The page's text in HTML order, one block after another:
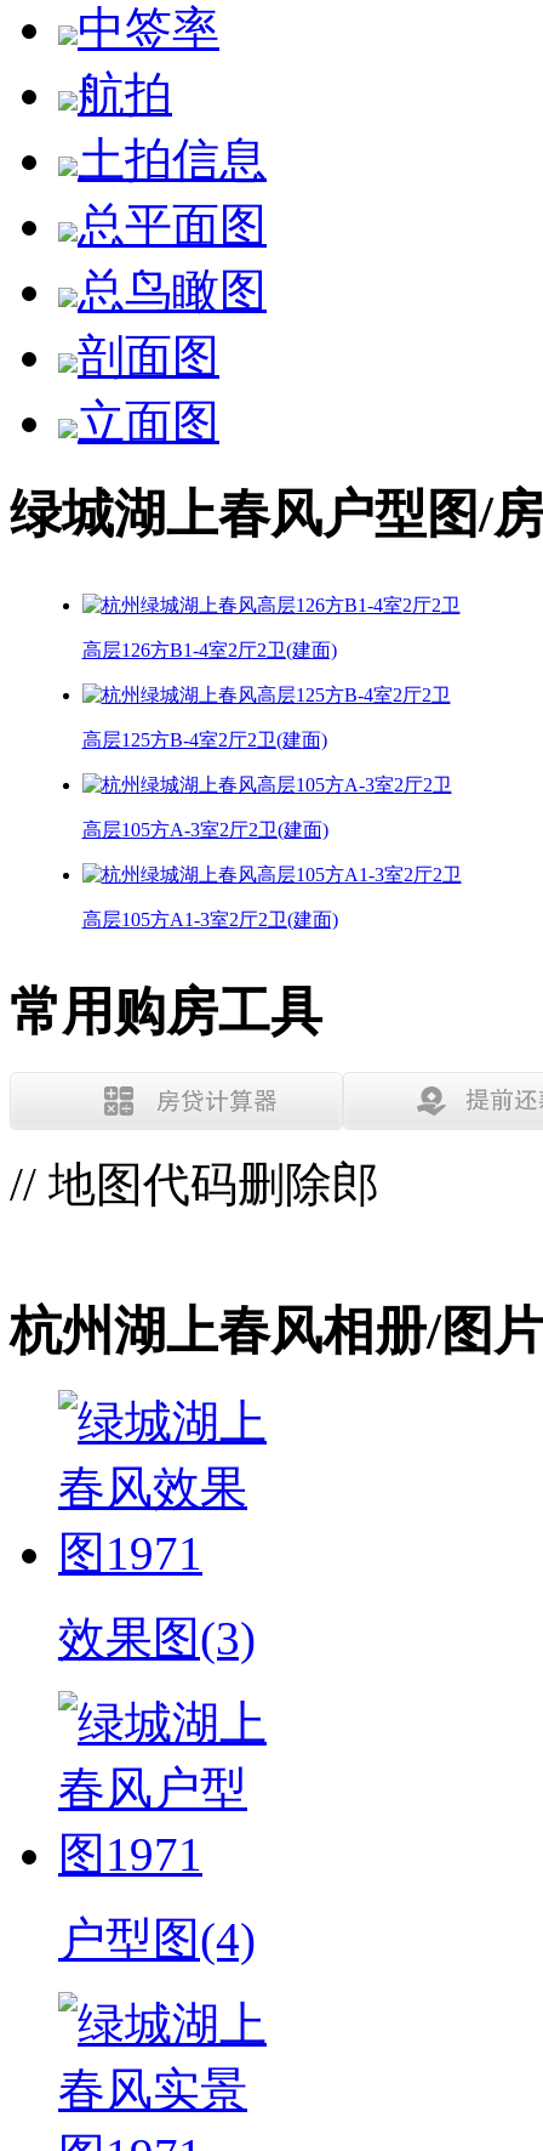
中签率
航拍
土拍信息
总平面图
总鸟瞰图
剖面图
立面图
绿城湖上春风户型图/
高层126方B1-4室2厅2卫(建面)
高层125方B-4室2厅2卫(建面)
高层105方A-3室2厅2卫(建面)
高层105方A1-3室2厅2卫(建面)
常用购房工具
// 地图代码删除郎
杭州湖上春风相册/图
效果图(3)
户型图(4)